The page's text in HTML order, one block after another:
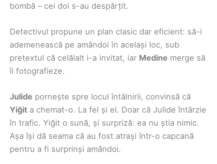
bombă – cei doi s-au despărțit.
Detectivul propune un plan clasic dar eficient: să-i
ademenească pe amândoi în același loc, sub
pretextul că celălalt i-a invitat, iar Medine merge să
îi fotografieze.
Julide pornește spre locul întâlnirii, convinsă că
Yiğit a chemat-o. La fel și el. Doar că Julide întârzie
în trafic. Yiğit o sună, și surpriză: ea nu știa nimic.
Așa își dă seama că au fost atrași într-o capcană
pentru a fi surprinși amândoi.